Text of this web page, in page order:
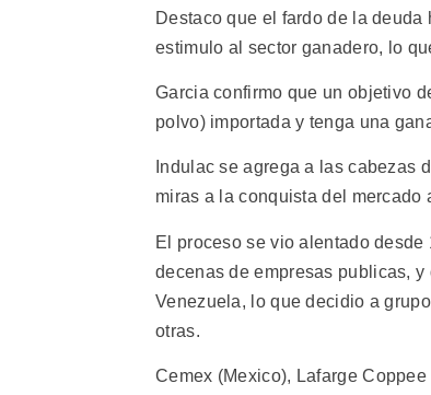
Destaco que el fardo de la
estimulo al sector ganadero, lo
Garcia confirmo que un objetivo
polvo) importada y tenga una
Indulac se agrega a las cabezas
miras a la conquista del
El proceso se vio alentado
decenas de empresas publicas,
Venezuela, lo que decidio a
otras.
Cemex (Mexico), Lafarge